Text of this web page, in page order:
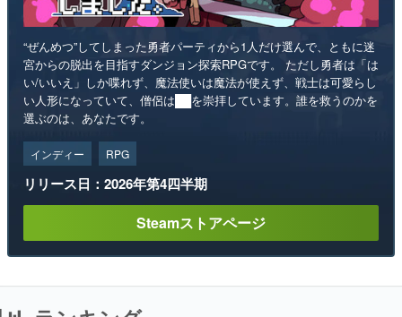
“ぜんめつ”してしまった勇者パーティから1人だけ選んで、ともに迷
宮からの脱出を目指すダンジョン探索RPGです。 ただし勇者は「は
い/いいえ」しか喋れず、魔法使いは魔法が使えず、戦士は可愛らし
い人形になっていて、僧侶は██を崇拝しています。誰を救うのかを
選ぶのは、あなたです。
インディー RPG
リリース日：2026年第4四半期
Steamストアページ